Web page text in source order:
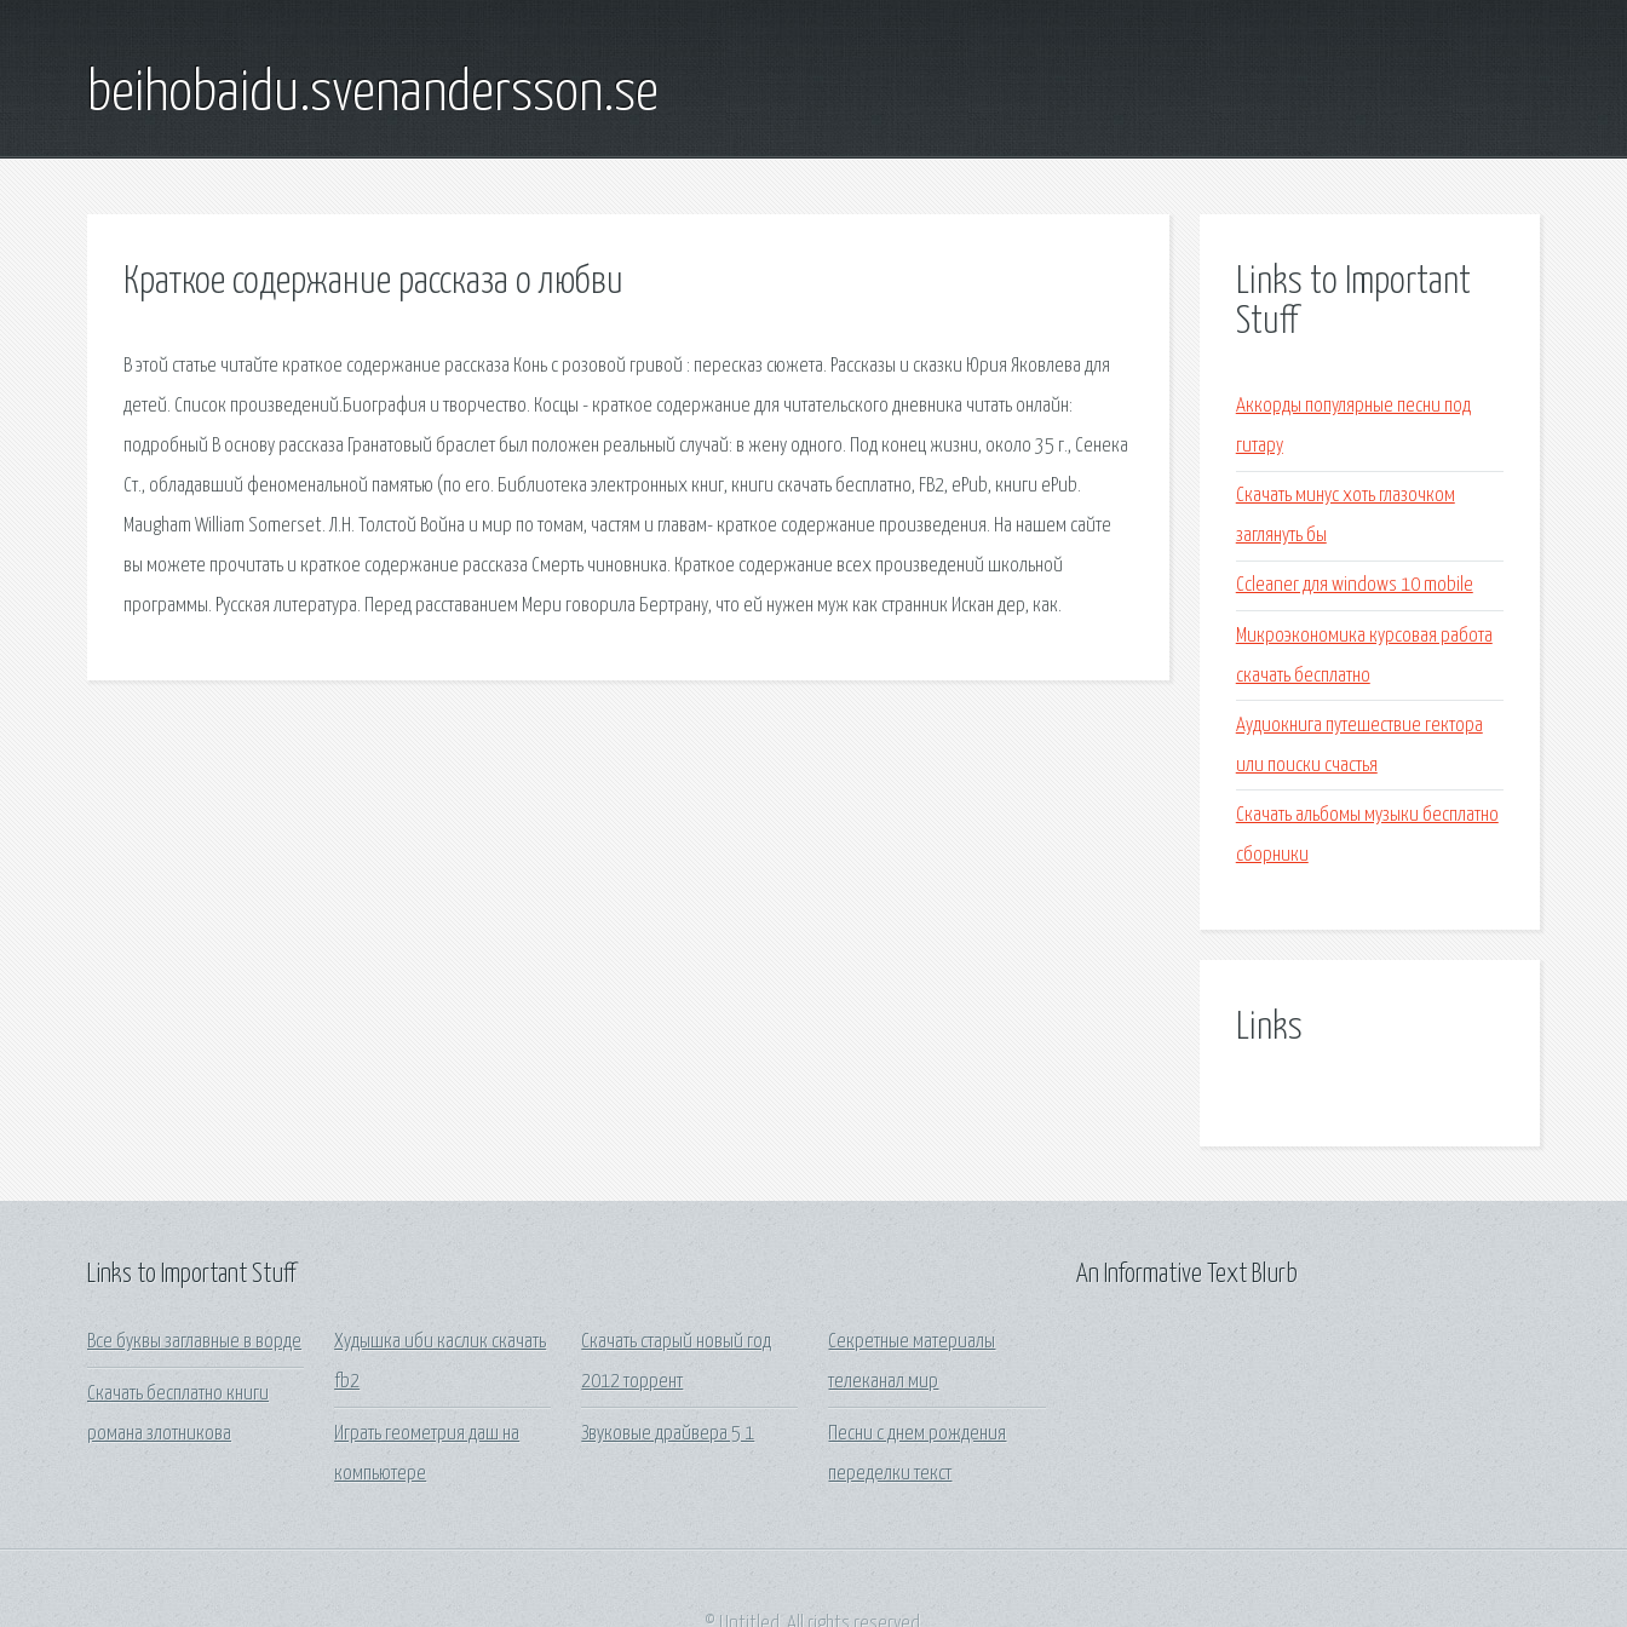
beihobaidu.svenandersson.se
Краткое содержание рассказа о любви
В этой статье читайте краткое содержание рассказа Конь с розовой гривой : пересказ сюжета. Рассказы и сказки Юрия Яковлева для
детей. Список произведений.Биография и творчество. Косцы - краткое содержание для читательского дневника читать онлайн:
подробный В основу рассказа Гранатовый браслет был положен реальный случай: в жену одного. Под конец жизни, около 35 г., Сенека
Ст., обладавший феноменальной памятью (по его. Библиотека электронных книг, книги скачать бесплатно, FB2, ePub, книги ePub.
Maugham William Somerset. Л.Н. Толстой Война и мир по томам, частям и главам- краткое содержание произведения. На нашем сайте
вы можете прочитать и краткое содержание рассказа Смерть чиновника. Краткое содержание всех произведений школьной
программы. Русская литература. Перед расставанием Мери говорила Бертрану, что ей нужен муж как странник Искан дер, как.
Links to Important
Stuff
Аккорды популярные песни под
гитару
Скачать минус хоть глазочком
заглянуть бы
Ccleaner для windows 10 mobile
Микроэкономика курсовая работа
скачать бесплатно
Аудиокнига путешествие гектора
или поиски счастья
Скачать альбомы музыки бесплатно
сборники
Links
Links to Important Stuff
Все буквы заглавные в ворде
Скачать бесплатно книги
романа злотникова
Худышка иби каслик скачать
fb2
Играть геометрия даш на
компьютере
Скачать старый новый год
2012 торрент
Звуковые драйвера 5 1
Секретные материалы
телеканал мир
Песни с днем рождения
переделки текст
An Informative Text Blurb